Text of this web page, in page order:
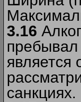
3.16
является
санкциях.